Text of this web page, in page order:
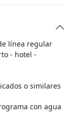
línea regular
- hotel -
o similares
con agua